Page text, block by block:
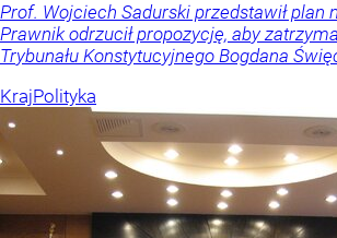
Prof. Wojciech Sadurski przedstawił plan
Prawnik odrzucił propozycję, aby
Trybunału Konstytucyjnego Bogdana
KrajPolityka